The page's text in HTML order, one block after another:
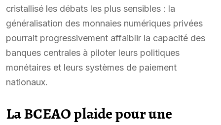
cristallisé les débats les plus sensibles : la
généralisation des monnaies numériques privées
pourrait progressivement affaiblir la capacité des
banques centrales à piloter leurs politiques
monétaires et leurs systèmes de paiement
nationaux.
La BCEAO plaide pour une